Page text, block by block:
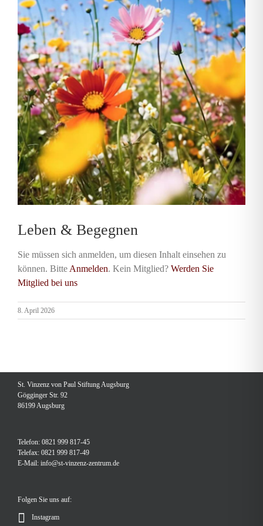
News
Veranstaltungen
Lageplan
Bewohnerbereich
Kontakt
Suche
nach:
Leben & Begegnen
Sie müssen sich anmelden, um diesen Inhalt einsehen zu
können. Bitte Anmelden. Kein Mitglied? Werden Sie
Mitglied bei uns
8. April 2026
St. Vinzenz von Paul Stiftung Augsburg
Gögginger Str. 92
86199 Augsburg
Telefon: 0821 999 817-45
Telefax: 0821 999 817-49
E-Mail: info@st-vinzenz-zentrum.de
Folgen Sie uns auf:
Instagram